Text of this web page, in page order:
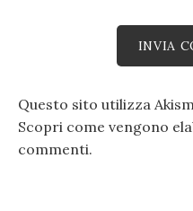
Questo sito utilizza
Scopri come vengono
commenti.